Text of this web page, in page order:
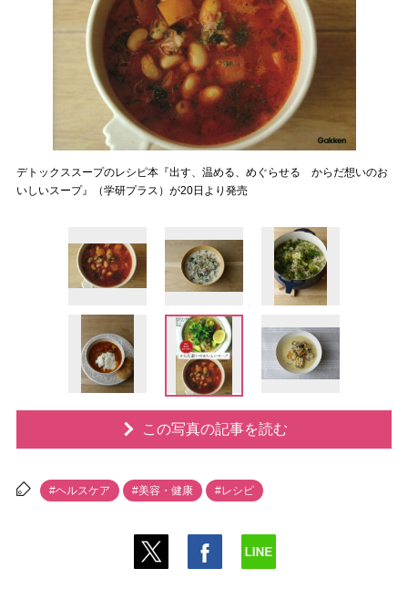
デトックススープのレシピ本『出す、温める、めぐらせる からだ想いのお
いしいスープ』（学研プラス）が20日より発売
この写真の記事を読む
#ヘルスケア #美容・健康 #レシピ